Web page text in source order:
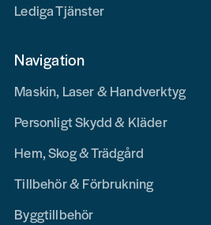
Lediga Tjänster
Navigation
Maskin, Laser & Handverktyg
Personligt Skydd & Kläder
Hem, Skog & Trädgård
Tillbehör & Förbrukning
Byggtillbehör